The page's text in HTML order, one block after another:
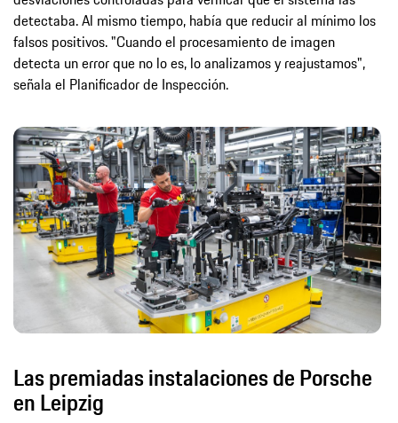
detectaba. Al mismo tiempo, había que reducir al mínimo los
falsos positivos. "Cuando el procesamiento de imagen
detecta un error que no lo es, lo analizamos y reajustamos",
señala el Planificador de Inspección.
Las premiadas instalaciones de Porsche
en Leipzig